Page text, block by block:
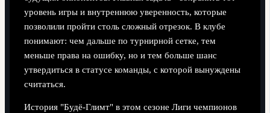
уровень игры и внутреннюю уверенность, которые
позволили пройти столь сложный отрезок. В клубе
понимают: чем дальше по турнирной сетке, тем
меньше права на ошибку, но и тем больше шанс
утвердиться в статусе команды, с которой вынуждены
считаться.
История "Будё-Глимт" в этом сезоне Лиги чемпионов